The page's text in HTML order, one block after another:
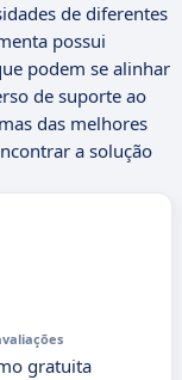
de diferentes
possui
podem se alinhar
de suporte ao
das melhores
a solução
gratuita